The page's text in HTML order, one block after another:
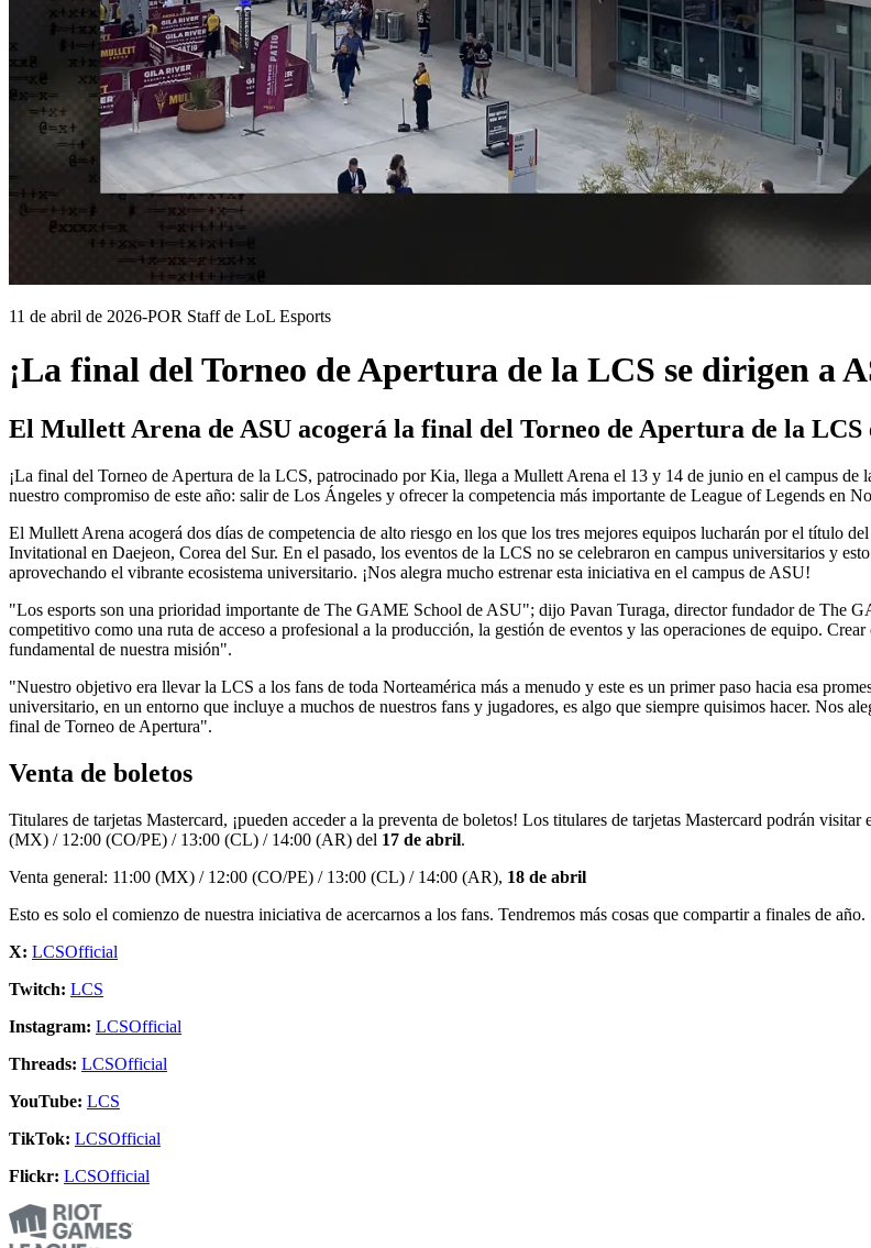
11 de abril de 2026-POR Staff de LoL Esports
¡La final del Torneo de Apertura de la LCS se dirigen a
El Mullett Arena de ASU acogerá la final del Torneo de Apertura de la LCS
¡La final del Torneo de Apertura de la LCS, patrocinado por Kia, llega a Mullett Arena el 13 y 14 de junio en el campus
nuestro compromiso de este año: salir de Los Ángeles y ofrecer la competencia más importante de League of Legends en
El Mullett Arena acogerá dos días de competencia de alto riesgo en los que los tres mejores equipos lucharán por el título
Invitational en Daejeon, Corea del Sur. En el pasado, los eventos de la LCS no se celebraron en campus universitarios y
aprovechando el vibrante ecosistema universitario. ¡Nos alegra mucho estrenar esta iniciativa en el campus de ASU!
"Los esports son una prioridad importante de The GAME School de ASU"; dijo Pavan Turaga, director fundador de The
competitivo como una ruta de acceso a profesional a la producción, la gestión de eventos y las operaciones de equipo.
fundamental de nuestra misión".
"Nuestro objetivo era llevar la LCS a los fans de toda Norteamérica más a menudo y este es un primer paso hacia esa
universitario, en un entorno que incluye a muchos de nuestros fans y jugadores, es algo que siempre quisimos hacer. Nos
final de Torneo de Apertura".
Venta de boletos
Titulares de tarjetas Mastercard, ¡pueden acceder a la preventa de boletos! Los titulares de tarjetas Mastercard podrán
(MX) / 12:00 (CO/PE) / 13:00 (CL) / 14:00 (AR) del 17 de abril.
Venta general: 11:00 (MX) / 12:00 (CO/PE) / 13:00 (CL) / 14:00 (AR), 18 de abril
Esto es solo el comienzo de nuestra iniciativa de acercarnos a los fans. Tendremos más cosas que compartir a finales de
X: LCSOfficial
Twitch: LCS
Instagram: LCSOfficial
Threads: LCSOfficial
YouTube: LCS
TikTok: LCSOfficial
Flickr: LCSOfficial